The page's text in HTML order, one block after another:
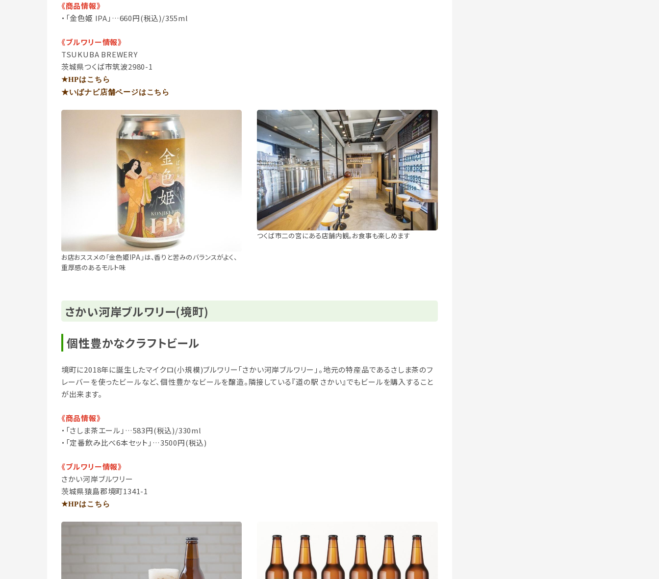
《商品情報》
・「金色姫 IPA」…660円(税込)/355ml
《ブルワリー情報》
TSUKUBA BREWERY
茨城県つくば市筑波2980-1
★HPはこちら
★いばナビ店舗ページはこちら
お店おススメの「金色姫IPA」は、香りと苦みのバランスがよく、
重厚感のあるモルト味
つくば市二の宮にある店舗内観。お食事も楽しめます
さかい河岸ブルワリー(境町)
個性豊かなクラフトビール
境町に2018年に誕生したマイクロ(小規模)ブルワリー「さかい河岸ブルワリー」。地元の特産品であるさしま茶のフ
レーバーを使ったビールなど、個性豊かなビールを醸造。隣接している『道の駅 さかい』でもビールを購入すること
が出来ます。
《商品情報》
・「さしま茶エール」…583円(税込)/330ml
・「定番飲み比べ6本セット」…3500円(税込)
《ブルワリー情報》
さかい河岸ブルワリー
茨城県猿島郡境町1341-1
★HPはこちら